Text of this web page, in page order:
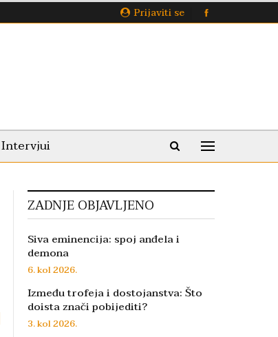
Prijaviti se
Intervjui
ZADNJE OBJAVLJENO
Siva eminencija: spoj anđela i
demona
6. kol 2026.
Između trofeja i dostojanstva: Što
doista znači pobijediti?
3. kol 2026.